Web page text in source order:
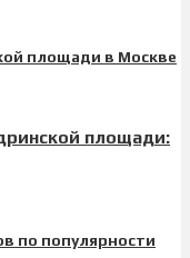
площади: